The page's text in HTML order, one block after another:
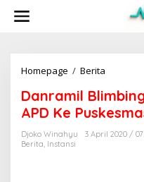
Homepage / Berita
n
r
a
m
Danramil
APD Ke
Djoko Winahyu
3 April 2020 /
Berita, Instansi